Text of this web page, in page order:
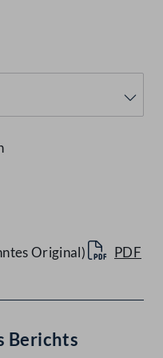
Original) PDF
Berichts